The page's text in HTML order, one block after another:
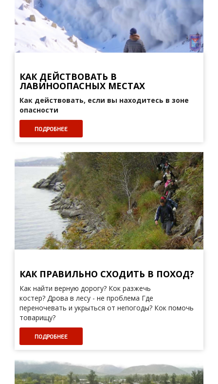
КАК ДЕЙСТВОВАТЬ В
ЛАВИНООПАСНЫХ МЕСТАХ
Как действовать, если вы находитесь в зоне
опасности
ПОДРОБНЕЕ
КАК ПРАВИЛЬНО СХОДИТЬ В ПОХОД?
Как найти верную дорогу? Кок разжечь
костер? Дрова в лесу - не проблема Где
переночевать и укрыться от непогоды? Кок помочь
товарищу?
ПОДРОБНЕЕ